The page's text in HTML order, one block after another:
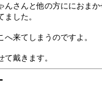
んさんと他の方ににおまか
した。
来てしまうのですよ。
戴きます。